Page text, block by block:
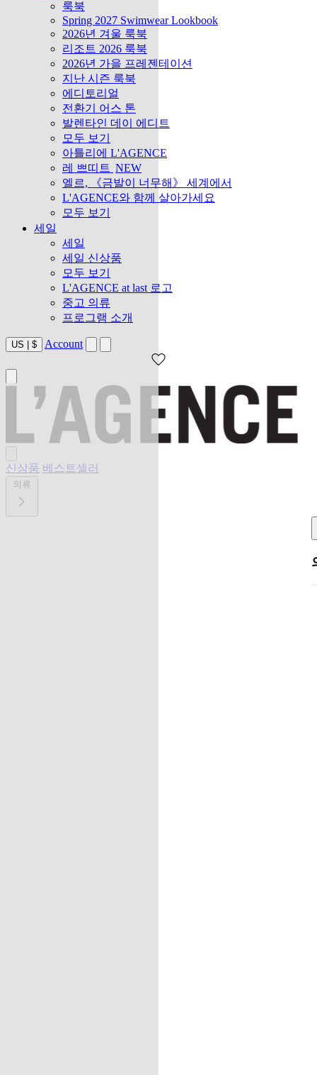
룩북
Spring 2027 Swimwear Lookbook
2026년 겨울 룩북
리조트 2026 룩북
2026년 가을 프레젠테이션
지난 시즌 룩북
에디토리얼
전환기 어스 톤
발렌타인 데이 에디트
모두 보기
아틀리에 L'AGENCE
레 쁘띠트 NEW
엘르, 《금발이 너무해》 세계에서
L'AGENCE와 함께 살아가세요
모두 보기
세일
세일
세일 신상품
모두 보기
L'AGENCE at last 로고
중고 의류
프로그램 소개
US $ Account
신상품 베스트셀러
의류